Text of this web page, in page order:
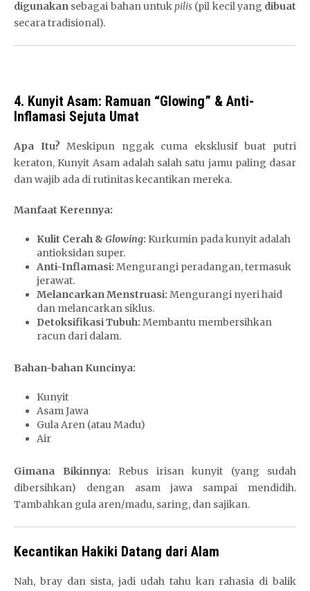
digunakan sebagai bahan untukpilis (pil kecil yang dibuat
secara tradisional).
4. Kunyit Asam: Ramuan “Glowing” & Anti-
Inflamasi Sejuta Umat
Apa Itu? Meskipun nggak cuma eksklusif buat putri
keraton, Kunyit Asam adalah salah satu jamu paling dasar
dan wajib ada di rutinitas kecantikan mereka.
Manfaat Kerennya:
Kulit Cerah & Glowing: Kurkumin pada kunyit adalah
antioksidan super.
Anti-Inflamasi: Mengurangi peradangan, termasuk
jerawat.
Melancarkan Menstruasi: Mengurangi nyeri haid
dan melancarkan siklus.
Detoksifikasi Tubuh: Membantu membersihkan
racun dari dalam.
Bahan-bahan Kuncinya:
Kunyit
Asam Jawa
Gula Aren (atau Madu)
Air
Gimana Bikinnya: Rebus irisan kunyit (yang sudah
dibersihkan) dengan asam jawa sampai mendidih.
Tambahkan gula aren/madu, saring, dan sajikan.
Kecantikan Hakiki Datang dari Alam
Nah, bray dan sista, jadi udah tahu kan rahasia di balik